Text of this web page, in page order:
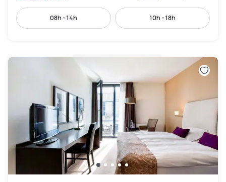
08h - 14h 10h - 18h